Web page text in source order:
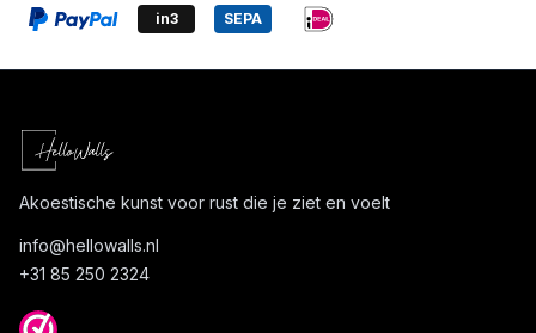
in3 SEPA
Akoestische kunst voor rust die je ziet en voelt
info@hellowalls.nl
+31 85 250 2324